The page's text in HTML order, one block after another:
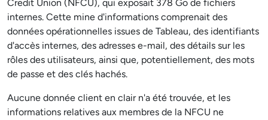
Credit Union (NFCU), qui exposait 378 Go de fichiers
internes. Cette mine d'informations comprenait des
données opérationnelles issues de Tableau, des identifiants
d'accès internes, des adresses e-mail, des détails sur les
rôles des utilisateurs, ainsi que, potentiellement, des mots
de passe et des clés hachés.
Aucune donnée client en clair n'a été trouvée, et les
informations relatives aux membres de la NFCU ne